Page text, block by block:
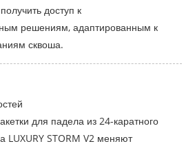
доступ к
решениям, адаптированным к
сквоша.
для падела из 24-каратного
LUXURY STORM V2 меняют